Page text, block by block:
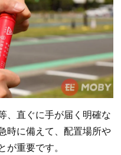
、直ぐに手が届く明確な
時に備えて、配置場所や
が重要です。